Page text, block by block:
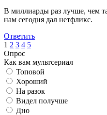
В миллиарды раз лучше, чем
нам сегодня дал нетфликс.
Ответить
1 2 3 4 5
Опрос
Как вам мультсериал
Топовой
Хороший
На разок
Видел получше
Дно